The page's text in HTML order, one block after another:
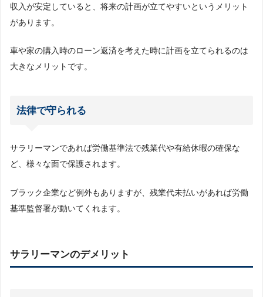
収入が安定していると、将来の計画が立てやすいというメリット
があります。
車や家の購入時のローン返済を考えた時に計画を立てられるのは
大きなメリットです。
法律で守られる
サラリーマンであれば労働基準法で残業代や有給休暇の確保な
ど、様々な面で保護されます。
ブラック企業など例外もありますが、残業代未払いがあれば労働
基準監督署が動いてくれます。
サラリーマンのデメリット